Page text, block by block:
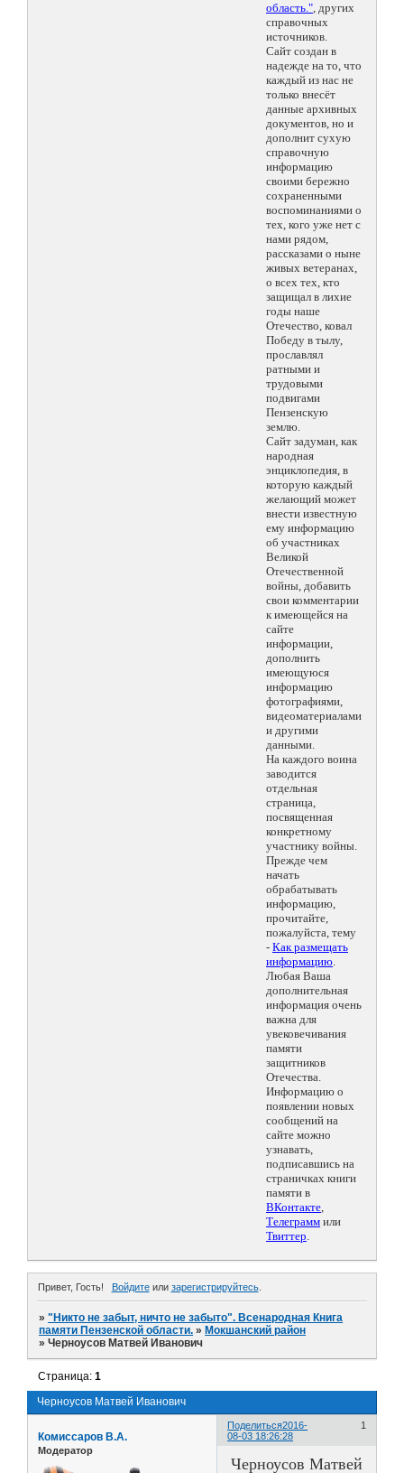
область.", других
справочных
источников.
Сайт создан в
надежде на то, что
каждый из нас не
только внесёт
данные архивных
документов, но и
дополнит сухую
справочную
информацию
своими бережно
сохраненными
воспоминаниями о
тех, кого уже нет с
нами рядом,
рассказами о ныне
живых ветеранах,
о всех тех, кто
защищал в лихие
годы наше
Отечество, ковал
Победу в тылу,
прославлял
ратными и
трудовыми
подвигами
Пензенскую
землю.
Сайт задуман, как
народная
энциклопедия, в
которую каждый
желающий может
внести известную
ему информацию
об участниках
Великой
Отечественной
войны, добавить
свои комментарии
к имеющейся на
сайте
информации,
дополнить
имеющуюся
информацию
фотографиями,
видеоматериалами
и другими
данными.
На каждого воина
заводится
отдельная
страница,
посвященная
конкретному
участнику войны.
Прежде чем
начать
обрабатывать
информацию,
прочитайте,
пожалуйста, тему
- Как размещать
информацию.
Любая Ваша
дополнительная
информация очень
важна для
увековечивания
памяти
защитников
Отечества.
Информацию о
появлении новых
сообщений на
сайте можно
узнавать,
подписавшись на
страничках книги
памяти в
ВКонтакте,
Телеграмм или
Твиттер.
Привет, Гость! Войдитеили зарегистрируйтесь.
»"Никто не забыт, ничто не забыто". Всенародная Книга
памяти Пензенской области. » Мокшанский район
»Черноусов Матвей Иванович
Черноусов Матвей Иванович
Страница:1
Поделиться 1
2016-
08-03 18:26:28
Комиссаров В.А.
Модератор
Черноусов Матвей